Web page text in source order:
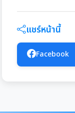
แชร์หน้านี้
Facebook